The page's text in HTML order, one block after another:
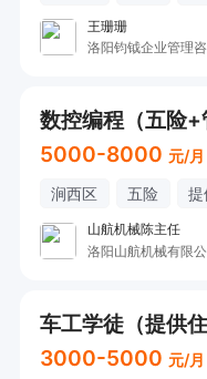
王珊珊
洛阳钧钺企业管理
数控编程（五险+
5000-8000 元/月
涧西区 五险
山航机械陈主任
洛阳山航机械有限
车工学徒（提供
3000-5000 元/月